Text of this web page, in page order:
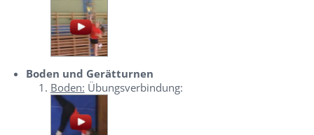
Boden und Gerätturnen
Boden: Übungsverbindung: